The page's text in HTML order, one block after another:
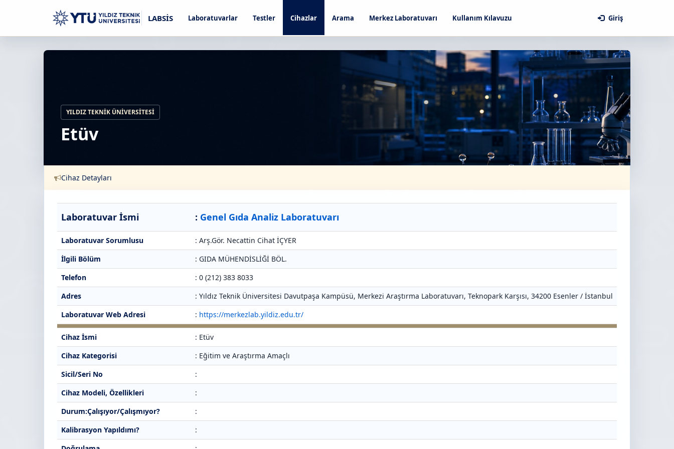
LABSİS Laboratuvarlar Testler Cihazlar Arama Merkez Laboratuvarı Kullanım Kılavuzu Giriş
YILDIZ TEKNIK ÜNIVERSITESI
Etüv
Cihaz Detayları
Laboratuvar İsmi : Genel Gıda Analiz Laboratuvarı
Laboratuvar Sorumlusu
: Arş.Gör. Necattin Cihat İÇYER
İlgili Bölüm
: GIDA MÜHENDİSLİĞİ BÖL.
Telefon
: 0 (212) 383 8033
Adres
: Yıldız Teknik Üniversitesi Davutpaşa Kampüsü, Merkezi Araştırma Laboratuvarı, Teknopark Karşısı, 34200 Esenler / İstanbul
Laboratuvar Web Adresi
: https://merkezlab.yildiz.edu.tr/
Cihaz İsmi
: Etüv
Cihaz Kategorisi
: Eğitim ve Araştırma Amaçlı
Sicil/Seri No
:
Cihaz Modeli, Özellikleri
:
Durum:Çalışıyor/Çalışmıyor?
:
Kalibrasyon Yapıldımı?
: